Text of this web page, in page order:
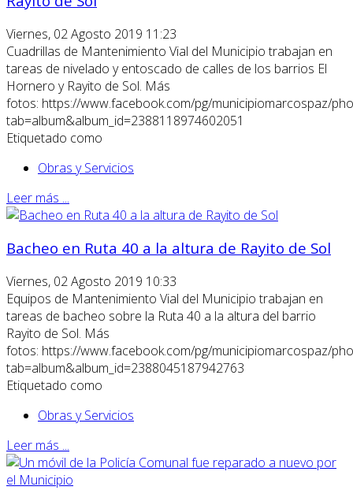
Viernes, 02 Agosto 2019 11:23
Cuadrillas de Mantenimiento Vial del Municipio trabajan en
tareas de nivelado y entoscado de calles de los barrios El
Hornero y Rayito de Sol. Más
fotos: https://www.facebook.com/pg/municipiomarcospaz/
tab=album&album_id=2388118974602051
Etiquetado como
Obras y Servicios
Leer más ...
Bacheo en Ruta 40 a la altura de Rayito de Sol
Viernes, 02 Agosto 2019 10:33
Equipos de Mantenimiento Vial del Municipio trabajan en
tareas de bacheo sobre la Ruta 40 a la altura del barrio
Rayito de Sol. Más
fotos: https://www.facebook.com/pg/municipiomarcospaz/
tab=album&album_id=2388045187942763
Etiquetado como
Obras y Servicios
Leer más ...